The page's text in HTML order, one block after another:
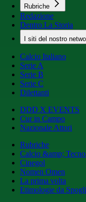
Rubriche
Redazione
Dentro La Storia
I siti del nostro
Calcio Italiano
Serie A
Serie B
Serie C
Dilettanti
DDD X EVENTS
Cur in Campo
Nazionale Attori
Rubriche
Calcio &amp;
Cinegol
Nomen Omen
La prima volta
Etimologie da